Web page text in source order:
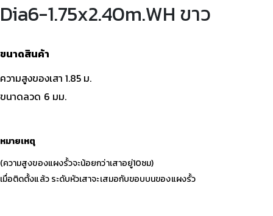
Dia6-1.75x2.40m.WH ขาว
ขนาดสินค้า
ความสูงของเสา 1.85 ม.
ขนาดลวด 6 มม.
หมายเหตุ
(ความสูงของแผงรั้วจะน้อยกว่าเสาอยู่10ซม)
เมื่อติดตั้งแล้ว ระดับหัวเสาจะเสมอกับขอบบนของแผงรั้ว